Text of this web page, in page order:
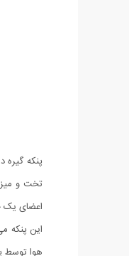
پنکه
اعضای یک
این پنکه
هوا توسط